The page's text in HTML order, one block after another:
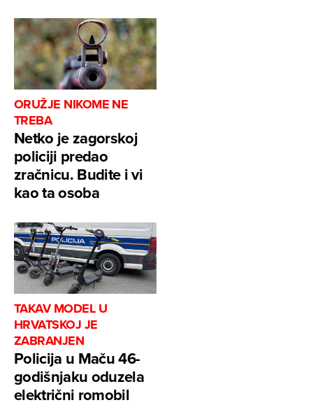
ORUŽJE NIKOME NE
TREBA
Netko je zagorskoj
policiji predao
zračnicu. Budite i vi
kao ta osoba
TAKAV MODEL U
HRVATSKOJ JE
ZABRANJEN
Policija u Maču 46-
godišnjaku oduzela
električni romobil